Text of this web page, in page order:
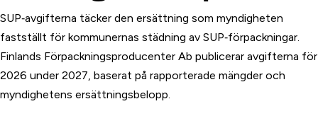
SUP‑avgifterna täcker den ersättning som myndigheten
fastställt för kommunernas städning av SUP‑förpackningar.
Finlands Förpackningsproducenter Ab publicerar avgifterna för
2026 under 2027, baserat på rapporterade mängder och
myndighetens ersättningsbelopp.